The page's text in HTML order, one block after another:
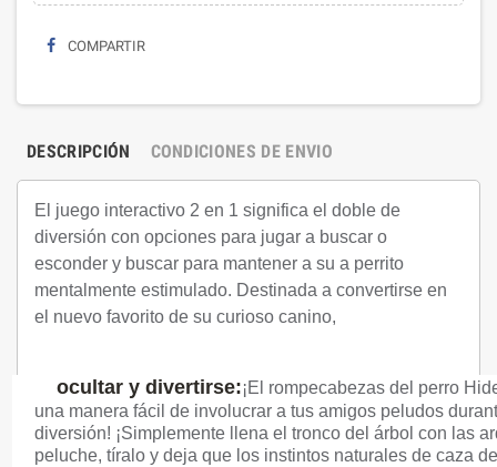
COMPARTIR
DESCRIPCIÓN CONDICIONES DE ENVIO
El juego interactivo 2 en 1 significa el doble de
diversión con opciones para jugar a buscar o
esconder y buscar para mantener a su a perrito
mentalmente estimulado. Destinada a convertirse en
el nuevo favorito de su curioso canino,
ocultar y divertirse:¡El rompecabezas del perro
una manera fácil de involucrar a tus amigos peludos
diversión! ¡Simplemente llena el tronco del árbol con las
peluche, tíralo y deja que los instintos naturales de caza